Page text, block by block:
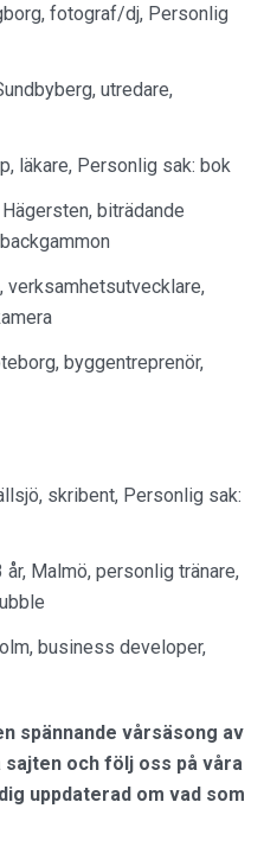
fotograf/dj, Personlig
utredare,
läkare, Personlig sak: bok
Hägersten, biträdande
verksamhetsutvecklare,
byggentreprenör,
skribent, Personlig sak:
år, Malmö, personlig tränare,
business developer,
spännande vårsäsong av
sajten och följ oss på våra
uppdaterad om vad som